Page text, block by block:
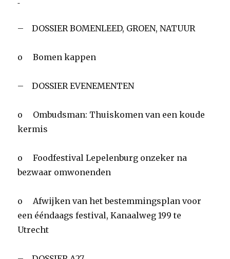
– DOSSIER BOMENLEED, GROEN, NATUUR
o Bomen kappen
– DOSSIER EVENEMENTEN
o Ombudsman: Thuiskomen van een koude
kermis
o Foodfestival Lepelenburg onzeker na
bezwaar omwonenden
o Afwijken van het bestemmingsplan voor
een ééndaags festival, Kanaalweg 199 te
Utrecht